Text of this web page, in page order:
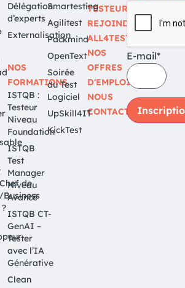
de
Délégation
d’experts
Externalisation
NOS
FORMATIONS
ISTQB :
Testeur
Niveau
Foundation
ISTQB
Test
Manager
Niveau
Avancé
ISTQB CT-
GenAI –
Tester
avec l’IA
Générative
Clean
Smartesting
Agilitest
Packmind
OpenText
Soirée
du Test
Logiciel
UpSkill4IT
KickTest
TESTEUR
REJOINDRE
ALL4TEST
NOS
OFFRES
D'EMPLOI
NOUS
CONTACTER
E-mail*